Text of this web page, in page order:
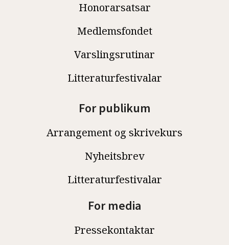
Honorarsatsar
Medlemsfondet
Varslingsrutinar
Litteraturfestivalar
For publikum
Arrangement og skrivekurs
Nyheitsbrev
Litteraturfestivalar
For media
Pressekontaktar